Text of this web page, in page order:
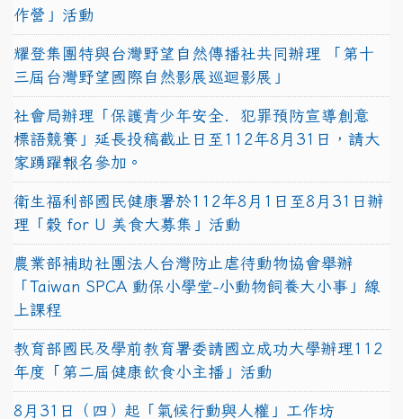
作營」活動
耀登集團特與台灣野望自然傳播社共同辦理 「第十
三屆台灣野望國際自然影展巡迴影展」
社會局辦理「保護青少年安全．犯罪預防宣導創意
標語競賽」延長投稿截止日至112年8月31日，請大
家踴躍報名參加。
衛生福利部國民健康署於112年8月1日至8月31日辦
理「穀 for U 美食大募集」活動
農業部補助社團法人台灣防止虐待動物協會舉辦
「Taiwan SPCA 動保小學堂-小動物飼養大小事」線
上課程
教育部國民及學前教育署委請國立成功大學辦理112
年度「第二屆健康飲食小主播」活動
8月31日（四）起「氣候行動與人權」工作坊